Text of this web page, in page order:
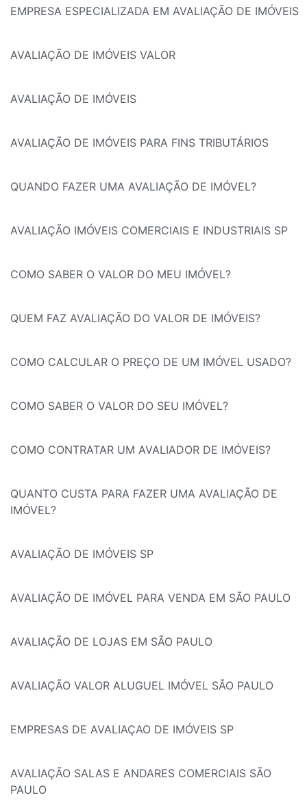
EMPRESA ESPECIALIZADA EM AVALIAÇÃO DE IMÓVEIS
AVALIAÇÃO DE IMÓVEIS VALOR
AVALIAÇÃO DE IMÓVEIS
AVALIAÇÃO DE IMÓVEIS PARA FINS TRIBUTÁRIOS
QUANDO FAZER UMA AVALIAÇÃO DE IMÓVEL?
AVALIAÇÃO IMÓVEIS COMERCIAIS E INDUSTRIAIS SP
COMO SABER O VALOR DO MEU IMÓVEL?
QUEM FAZ AVALIAÇÃO DO VALOR DE IMÓVEIS?
COMO CALCULAR O PREÇO DE UM IMÓVEL USADO?
COMO SABER O VALOR DO SEU IMÓVEL?
COMO CONTRATAR UM AVALIADOR DE IMÓVEIS?
QUANTO CUSTA PARA FAZER UMA AVALIAÇÃO DE
IMÓVEL?
AVALIAÇÃO DE IMÓVEIS SP
AVALIAÇÃO DE IMÓVEL PARA VENDA EM SÃO PAULO
AVALIAÇÃO DE LOJAS EM SÃO PAULO
AVALIAÇÃO VALOR ALUGUEL IMÓVEL SÃO PAULO
EMPRESAS DE AVALIAÇAO DE IMÓVEIS SP
AVALIAÇÃO SALAS E ANDARES COMERCIAIS SÃO
PAULO